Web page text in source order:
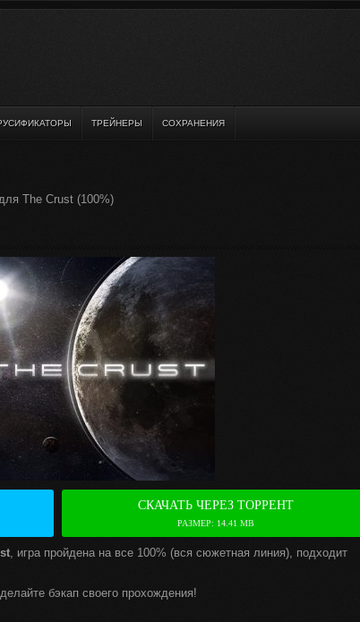
ТРЕЙНЕРЫ СОХРАНЕНИЯ
The Crust (100%)
СКАЧАТЬ ЧЕРЕЗ ТОРРЕНТ
РАЗМЕР: 14.41 MB
, игра пройдена на все 100% (вся сюжетная линия), подходит
бэкап своего прохождения!